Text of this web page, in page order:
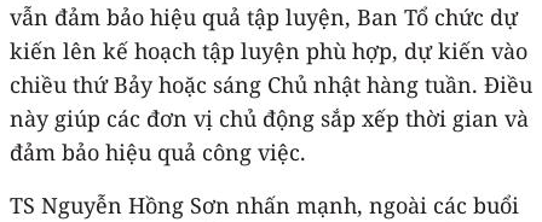
vẫn đảm bảo hiệu quả tập luyện, Ban Tổ chức dự
kiến lên kế hoạch tập luyện phù hợp, dự kiến vào
chiều thứ Bảy hoặc sáng Chủ nhật hàng tuần. Điều
này giúp các đơn vị chủ động sắp xếp thời gian và
đảm bảo hiệu quả công việc.
TS Nguyễn Hồng Sơn nhấn mạnh, ngoài các buổi